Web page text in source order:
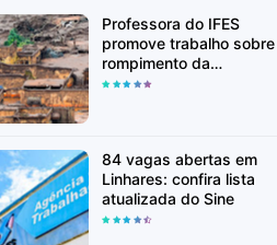
Professora do IFES
promove trabalho sobre
rompimento da
Barragem de Fundão em
84 vagas abertas em
Linhares: confira lista
atualizada do Sine